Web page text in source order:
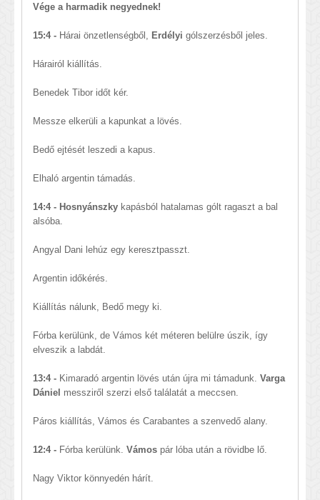
Vége a harmadik negyednek!
15:4 - Hárai önzetlenségből, Erdélyi gólszerzésből jeles.
Hárairól kiállítás.
Benedek Tibor időt kér.
Messze elkerüli a kapunkat a lövés.
Bedő ejtését leszedi a kapus.
Elhaló argentin támadás.
14:4 - Hosnyánszky kapásból hatalamas gólt ragaszt a bal
alsóba.
Angyal Dani lehúz egy keresztpasszt.
Argentin időkérés.
Kiállítás nálunk, Bedő megy ki.
Fórba kerülünk, de Vámos két méteren belülre úszik, így
elveszik a labdát.
13:4 - Kimaradó argentin lövés után újra mi támadunk. Varga
Dániel messziről szerzi első találatát a meccsen.
Páros kiállítás, Vámos és Carabantes a szenvedő alany.
12:4 - Fórba kerülünk. Vámos pár lóba után a rövidbe lő.
Nagy Viktor könnyedén hárít.